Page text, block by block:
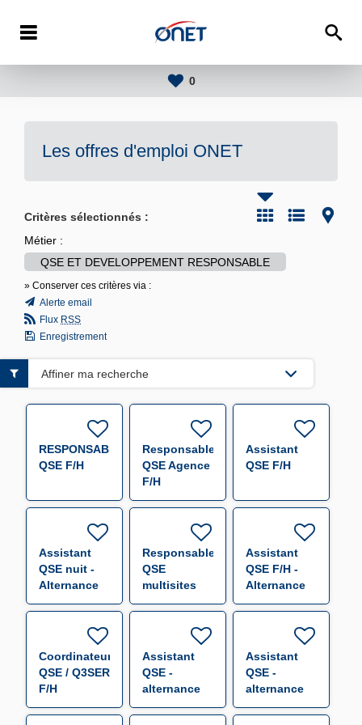
0
Les offres d'emploi ONET
Critères sélectionnés :
Métier :
QSE ET DEVELOPPEMENT RESPONSABLE
» Conserver ces critères via :
Alerte email
Flux RSS
Enregistrement
RESPONSABLE
QSE F/H
Responsable
QSE Agence
F/H
Assistant
QSE F/H
Assistant
QSE nuit -
Alternance
F/H
Responsable
QSE
multisites
F/H
Assistant
QSE F/H -
Alternance
F/H
Coordinateur
QSE / Q3SER
F/H
Assistant
QSE -
alternance
F/H
Assistant
QSE -
alternance
F/H
Affiner ma recherche